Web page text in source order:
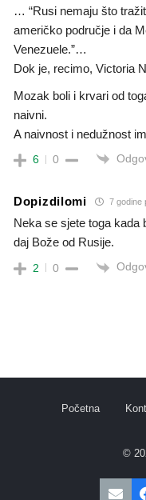
… “Rusi nemaju što
američko područje i da
Venezuele.”…
Dok je, recimo, Victoria
Mozak boli i krvari od
naivni.
A naivnost i nedužnost
6 0
Dopizdilomi 7 godine
Neka se sjete toga kada
daj Bože od Rusije.
2 0
Početna
©